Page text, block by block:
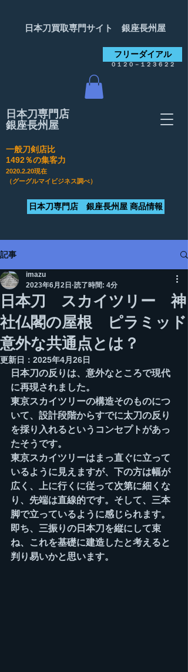
日本刀買取専門サイト 銀座長州屋
フリーダイアル
０１２０－１２３６２２
日本刀専門店
銀座長州屋
一般刀剣店比
​1492％の集客力
2020.2.20現在
（グーグルマイビジネス調べ）
日本刀専門店 銀座長州屋 商品情報
記事
日本刀 スカイツリー 神
社仏閣の屋根 ピラミッド
意外な共通点とは？
imazu
2023年6月2日 読了時間: 4分
更新日： 2025年4月26日
日本刀の反りは、意外なところで現代
に再現されました。
東京スカイツリーの構造そのものにつ
いて、設計段階からすでに太刀の反り
を採り入れるというコンセプトがあっ
たそうです。
東京スカイツリーはまっ直ぐに立って
いるように見えますが、下の方は幅が
広く、上に行くに従って次第に細くな
り、先端は直線的です。そして、三本
脚で立っているように感じられます。
即ち、三振りの日本刀を縦にして束
ね、これを基礎に建造したと考えると
判り易いかと思います。